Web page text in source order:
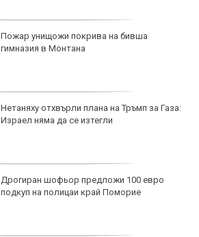
Пожар унищожи покрива на бивша
гимназия в Монтана
Нетаняху отхвърли плана на Тръмп за Газа:
Израел няма да се изтегли
Дрогиран шофьор предложи 100 евро
подкуп на полицаи край Поморие